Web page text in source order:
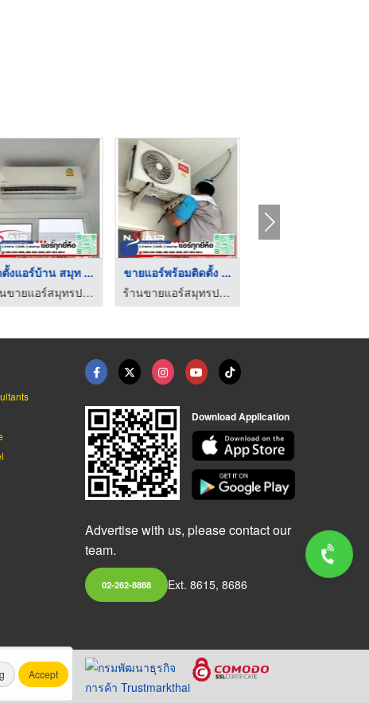
งแอร์บ้าน สมุท ...
ร้านขายแอร์สมุทรปราการ - เอ็น.เอส.อะไหล่แอร์
ขายแอร์พร้อมติดตั้ง ...
ร้านขายแอร์สมุทรปราการ - เอ็น.เอส.อะไหล่แอร์
Download Application
Advertise with us, please contact our
team.
02-262-8888 Ext. 8615, 8686
Accept